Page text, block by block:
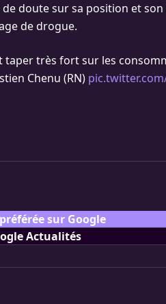
de doute sur sa position et
de drogue.
très fort sur les
Chenu (RN)
sur Google
Actualités